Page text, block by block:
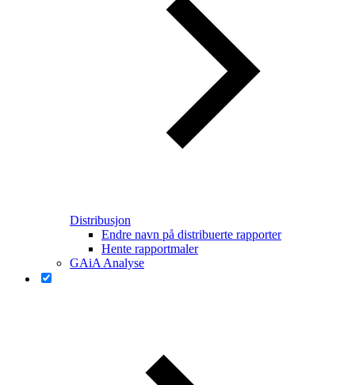
Distribusjon
Endre navn på distribuerte rapporter
Hente rapportmaler
GAiA Analyse